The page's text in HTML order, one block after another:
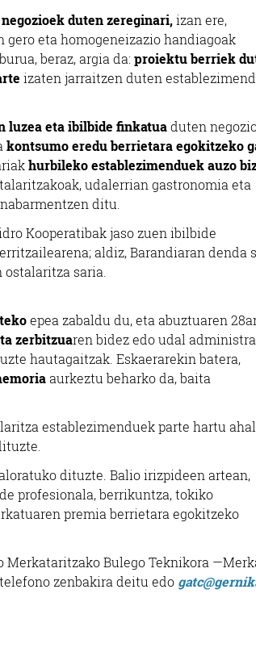
duten zereginari,izan ere,
eta homogeneizazio handiagoak
beraz, argia da: proiektu berriek
izaten jarraitzen duten
luzea eta ibilbide finkatuaduten
kontsumo eredu berrietara egokitzeko
hurbileko establezimenduek auzo
udalerrian gastronomia eta
ditu.
Kooperatibak jaso zuen ibilbide
aldiz, Barandiaran denda
saria.
epea zabaldu du, eta abuztuaren
zerbitzuaren bidez edo udal
hautagaitzak. Eskaerarekin batera,
aurkeztu beharko da, baita
establezimenduek parte hartu
dituzte. Balio irizpideen artean,
profesionala, berrikuntza, tokiko
premia berrietara egokitzeko
Merkataritzako Bulego Teknikora
zenbakira deitu edo